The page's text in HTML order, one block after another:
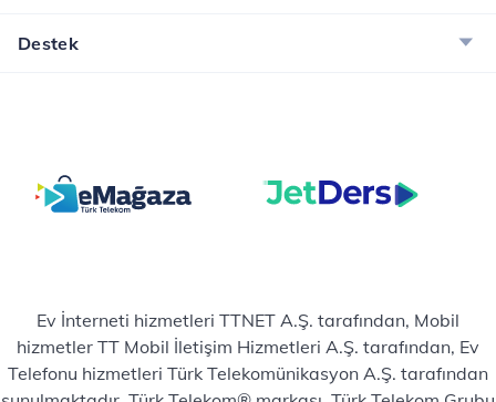
Destek
Ev İnterneti hizmetleri TTNET A.Ş. tarafından, Mobil
hizmetler TT Mobil İletişim Hizmetleri A.Ş. tarafından, Ev
Telefonu hizmetleri Türk Telekomünikasyon A.Ş. tarafından